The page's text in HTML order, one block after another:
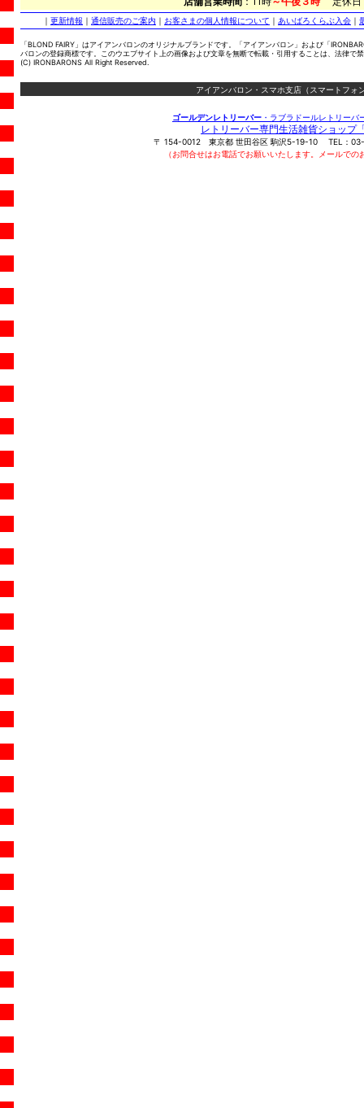
｜ 更新情報 ｜ 通信販売のご案内 ｜ お客さまの個人情報について ｜ あいばろくらぶ入会 ｜
「BLOND FAIRY」はアイアンバロンのオリジナルブランドです。「アイアンバロン」および「
バロンの登録商標です。このウエブサイト上の画像および文章を無断で転載・引用することは、法律で
(C) IRONBARONS All Right Reserved.
アイアンバロン・スマホ支店（スマートフォ
ゴールデンレトリーバー ・ラブラドールレトリー
レトリーバー専門生活雑貨ショップ
〒 154-0012 東京都 世田谷区 駒沢5-19-10 TEL：
（お問合せはお電話でお願いいたします。メールで